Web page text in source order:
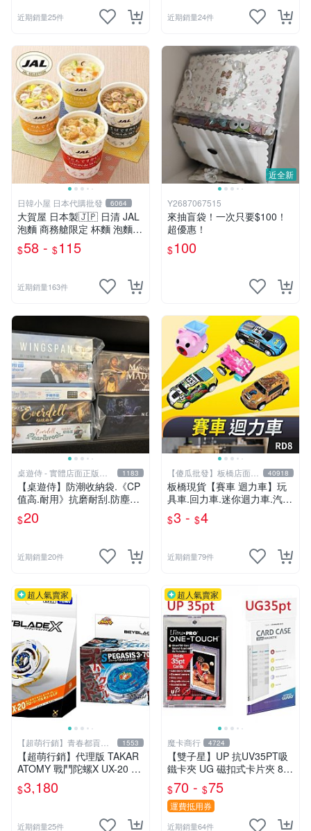
近期銷量25件 近期銷量24件
日韓小屋 日本代購批發 6064
大賀屋 日本製🇯🇵 日清 JAL
泡麵 商務艙限定 杯麵 泡麵
海鮮什錦 和風醬油拉麵 日航
正版 J00051341
$58 - $115
近期銷量163件
近全新
Y2687067515
來抽盲袋！一次只要$100！
超優惠！
$100
桌遊侍 - 實體店面正版專
賣
1183
【桌遊侍】防潮收納袋.《CP
值高.耐用》抗磨耐刮.防塵實
用.保護桌遊.桌遊周邊.牌套
外的新選擇.大量優惠.桌遊收
$20
近期銷量20件
【傻瓜批發】板橋店面-
平板電腦
40918
板橋現貨【賽車 迴力車】玩
具車.回力車.迷你迴力車.汽車
玩具.可愛玩具.兒童禮物.回力
車玩具【傻瓜批發】RD8
$3 - $4
近期銷量79件
超人氣賣家
【超萌行銷】青春都貢獻
給玩具了
1553
【超萌行銷】代理版 TAKAR
ATOMY 戰鬥陀螺X UX-20 榮
耀女武神 LF & BX-00 暴風天
馬3-70RA 附發射器 兩款合售
$3,180
近期銷量25件
超人氣賣家
魔卡商行 4724
【雙子星】UP 抗UV35PT吸
鐵卡夾 UG 磁扣式卡片夾 81
575-UV 適用 球員卡 卡磚 摩
天巔峰 蒼空烈流
$70 - $75
運費抵用券
近期銷量64件